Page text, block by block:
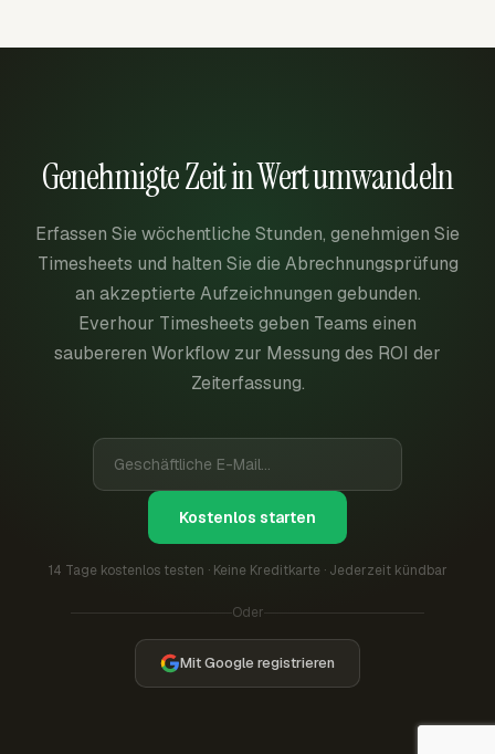
Genehmigte Zeit in Wert umwandeln
Erfassen Sie wöchentliche Stunden, genehmigen Sie
Timesheets und halten Sie die Abrechnungsprüfung
an akzeptierte Aufzeichnungen gebunden.
Everhour Timesheets geben Teams einen
saubereren Workflow zur Messung des ROI der
Zeiterfassung.
Kostenlos starten
14 Tage kostenlos testen · Keine Kreditkarte · Jederzeit kündbar
Oder
Mit Google registrieren